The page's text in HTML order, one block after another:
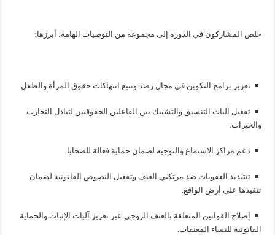
خلص المشاركون في الدورة إلى مجموعة من التوصيات الهامة، أبرزها:
تعزيز برامج التكوين في مجال رصد وتتبع انتهاكات حقوق المرأة والطفل.
تفعيل آليات التنسيق والتشبيك بين الفاعلين الحقوقيين لتبادل التجارب
والخبرات.
دعم مراكز الاستماع والتوجيه لضمان حماية فعالة للضحايا.
تشديد العقوبات ضد مرتكبي العنف وتفعيل النصوص القانونية لضمان
تنفيذها على أرض الواقع.
إصلاح القوانين المتعلقة بالعنف الزوجي عبر تعزيز آليات الإثبات والحماية
القانونية للنساء المعنفات.